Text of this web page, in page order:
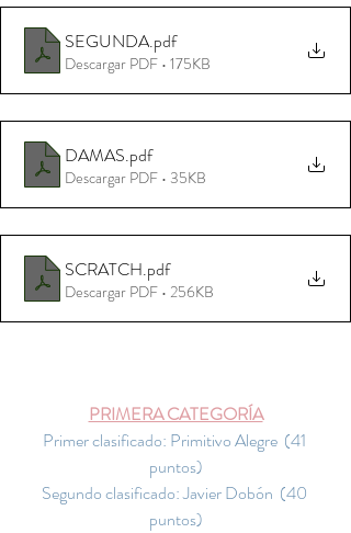
SEGUNDA.pdf
Descargar PDF • 175KB
DAMAS.pdf
Descargar PDF • 35KB
SCRATCH.pdf
Descargar PDF • 256KB
PRIMERA CATEGORÍA
Primer clasificado: Primitivo Alegre  (41
puntos)
Segundo clasificado: Javier Dobón  (40
puntos)